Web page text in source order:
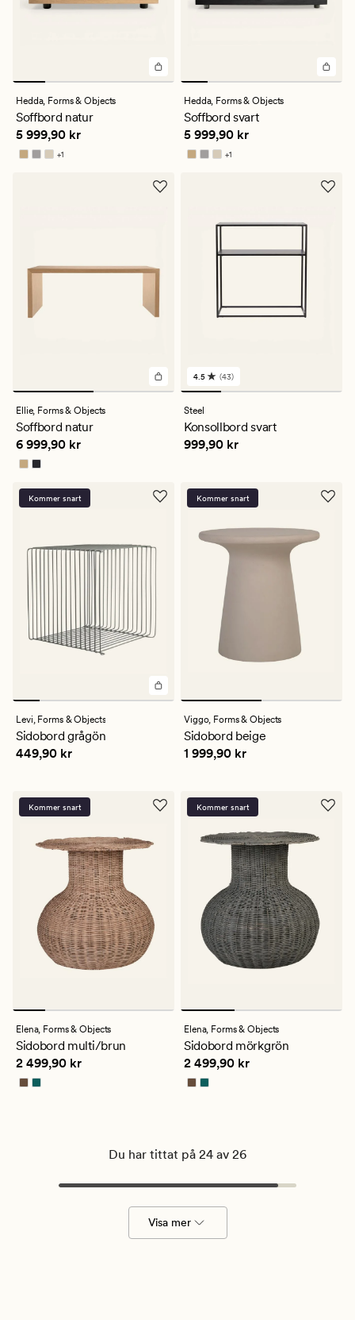
Hedda, Forms & Objects
Soffbord natur
Pris 5 999,90 kr
5 999,90 kr
+1
Finns i fler färger
Hedda, Forms & Objects
Soffbord svart
Pris 5 999,90 kr
5 999,90 kr
+1
Finns i fler färger
Ellie, Forms & Objects
Soffbord natur
Pris 6 999,90 kr
6 999,90 kr
43
omdömen
med
genomsnittligt
betyg
4.5 (43)
Steel
Konsollbord svart
Pris 999,90 kr
999,90 kr
Kommer snart
Levi, Forms & Objects
Sidobord grågön
Pris 449,90 kr
449,90 kr
Kommer snart
Viggo, Forms & Objects
Sidobord beige
Pris 1 999,90 kr
1 999,90 kr
Kommer snart
Elena, Forms & Objects
Sidobord multi/brun
Pris 2 499,90 kr
2 499,90 kr
Kommer snart
Elena, Forms & Objects
Sidobord mörkgrön
Pris 2 499,90 kr
2 499,90 kr
Du har tittat på 24 av 26
Visa mer